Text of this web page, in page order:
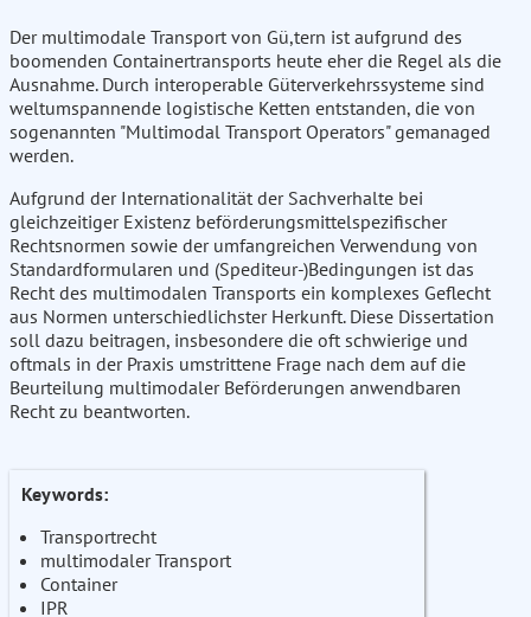
Der multimodale Transport von Gü,tern ist aufgrund des
boomenden Containertransports heute eher die Regel als die
Ausnahme. Durch interoperable Güterverkehrssysteme sind
weltumspannende logistische Ketten entstanden, die von
sogenannten "Multimodal Transport Operators" gemanaged
werden.
Aufgrund der Internationalität der Sachverhalte bei
gleichzeitiger Existenz beförderungsmittelspezifischer
Rechtsnormen sowie der umfangreichen Verwendung von
Standardformularen und (Spediteur-)Bedingungen ist das
Recht des multimodalen Transports ein komplexes Geflecht
aus Normen unterschiedlichster Herkunft. Diese Dissertation
soll dazu beitragen, insbesondere die oft schwierige und
oftmals in der Praxis umstrittene Frage nach dem auf die
Beurteilung multimodaler Beförderungen anwendbaren
Recht zu beantworten.
Keywords:
Transportrecht
multimodaler Transport
Container
IPR